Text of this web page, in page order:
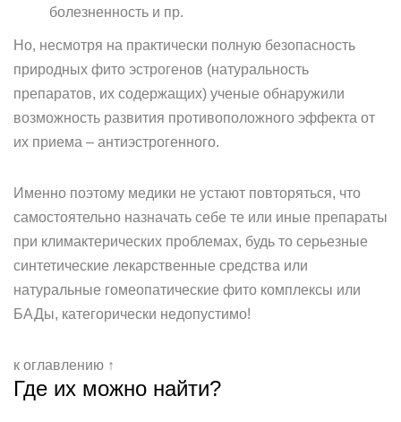
болезненность и пр.
Но, несмотря на практически полную безопасность
природных фито эстрогенов (натуральность
препаратов, их содержащих) ученые обнаружили
возможность развития противоположного эффекта от
их приема – антиэстрогенного.
Именно поэтому медики не устают повторяться, что
самостоятельно назначать себе те или иные препараты
при климактерических проблемах, будь то серьезные
синтетические лекарственные средства или
натуральные гомеопатические фито комплексы или
БАДы, категорически недопустимо!
к оглавлению ↑
Где их можно найти?